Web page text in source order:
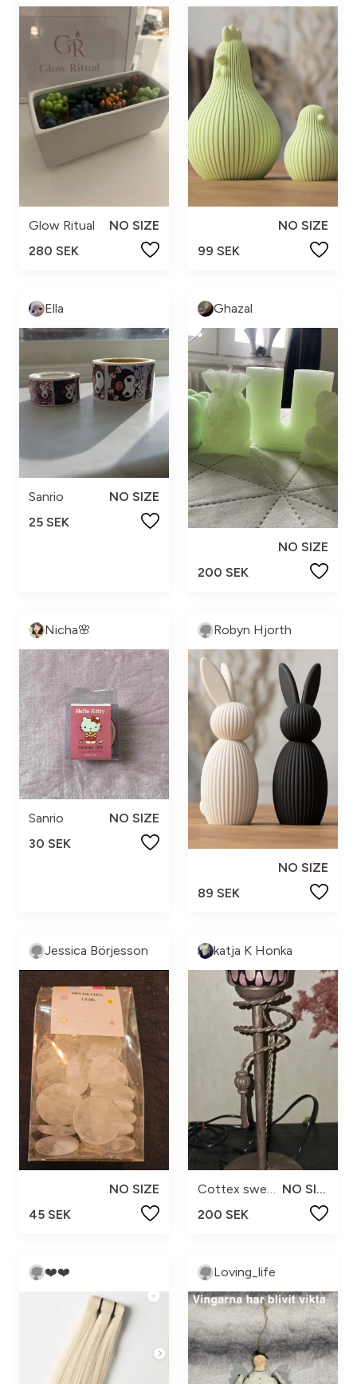
Glow Ritual
NO SIZE
280 SEK
NO SIZE
99 SEK
Ella
Sanrio
NO SIZE
25 SEK
Ghazal
NO SIZE
200 SEK
Nicha🌸
Sanrio
NO SIZE
30 SEK
Robyn Hjorth
NO SIZE
89 SEK
Jessica Börjesson
NO SIZE
45 SEK
katja K Honka
Cottex sweden
NO SIZE
200 SEK
❤️❤️ Loving_life